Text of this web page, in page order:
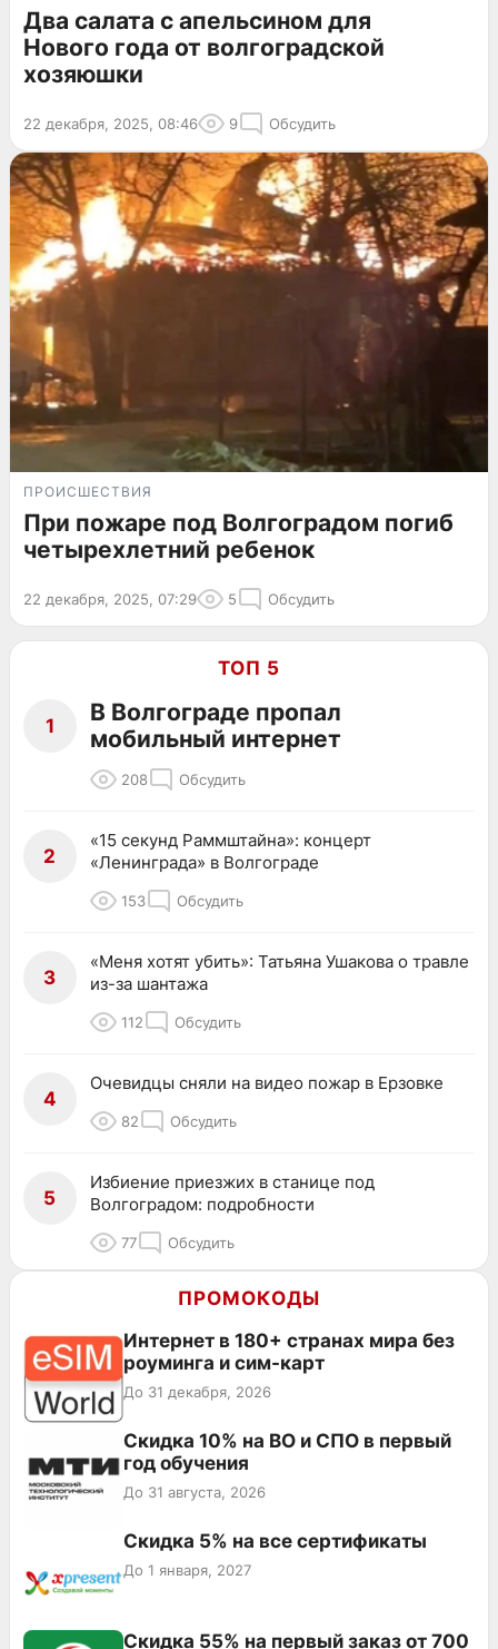
Два салата с апельсином для
Нового года от волгоградской
хозяюшки
22 декабря, 2025, 08:46 9 Обсудить
ПРОИСШЕСТВИЯ
При пожаре под Волгоградом погиб
четырехлетний ребенок
22 декабря, 2025, 07:29 5 Обсудить
ТОП 5
1
В Волгограде пропал
мобильный интернет
208 Обсудить
2
«15 секунд Раммштайна»: концерт
«Ленинграда» в Волгограде
153 Обсудить
3
«Меня хотят убить»: Татьяна Ушакова о травле
из-за шантажа
112 Обсудить
4
Очевидцы сняли на видео пожар в Ерзовке
82 Обсудить
5
Избиение приезжих в станице под
Волгоградом: подробности
77 Обсудить
ПРОМОКОДЫ
Интернет в 180+ странах мира без
роуминга и сим-карт
До 31 декабря, 2026
Скидка 10% на ВО и СПО в первый
год обучения
До 31 августа, 2026
Скидка 5% на все сертификаты
До 1 января, 2027
Скидка 55% на первый заказ от 700